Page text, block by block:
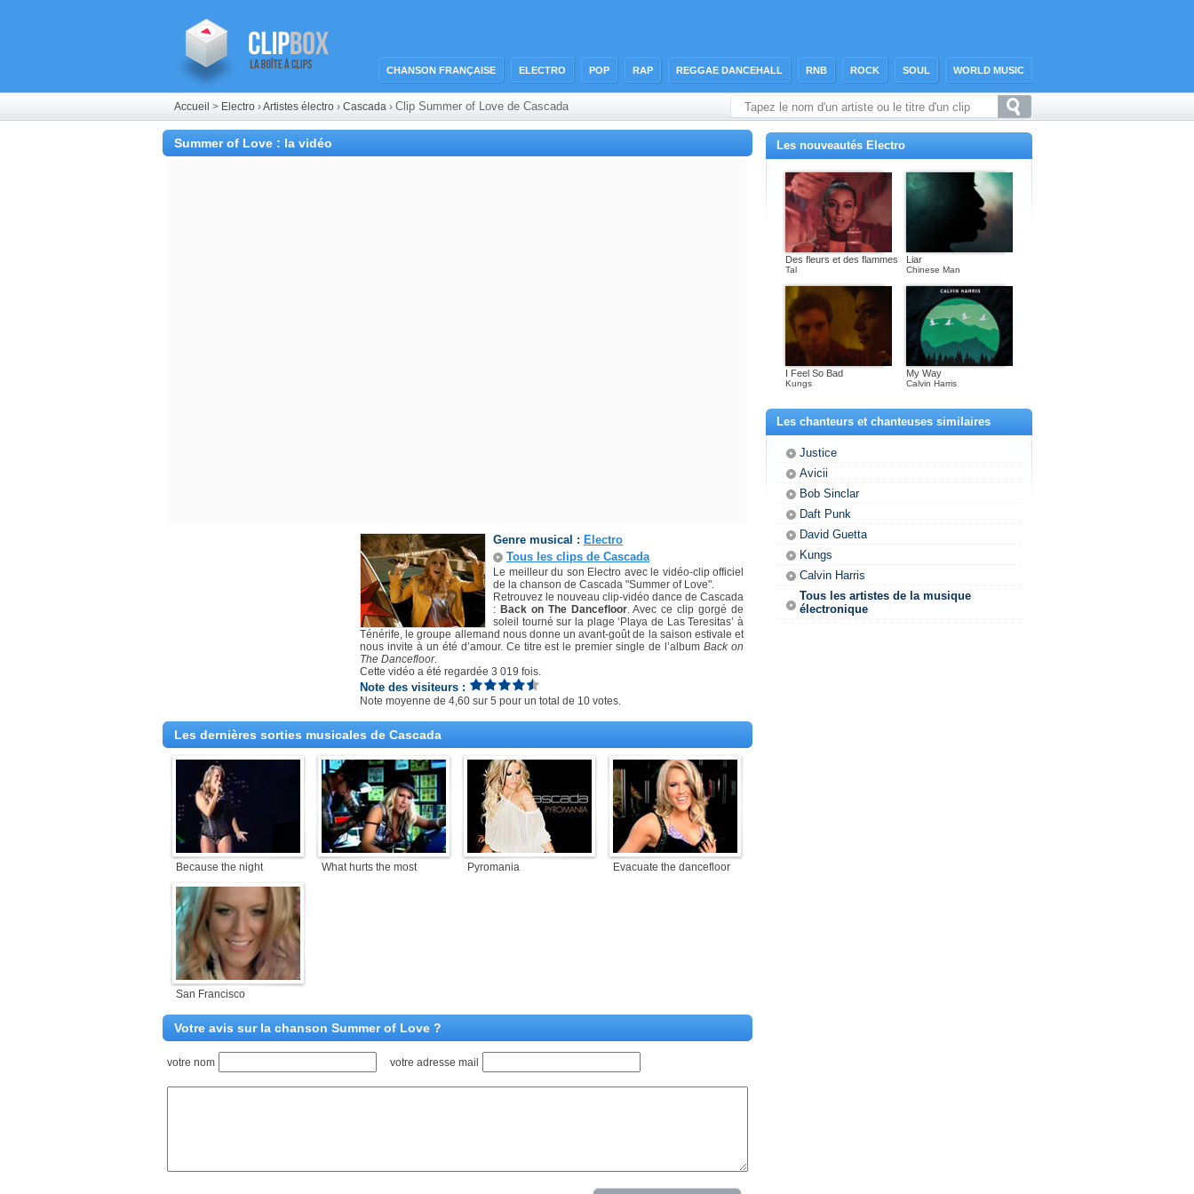
CHANSON FRANÇAISE ELECTRO POP RAP REGGAE DANCEHALL RNB ROCK SOUL WORLD MUSIC
Accueil > Electro ›Artistes électro › Cascada › Clip Summer of Love de Cascada
Summer of Love : la vidéo
Genre musical : Electro
Tous les clips de Cascada
Le meilleur du son Electro avec le vidéo-clip officiel
de la chanson de Cascada "Summer of Love".
Retrouvez le nouveau clip-vidéo dance de Cascada
: Back on The Dancefloor. Avec ce clip gorgé de
soleil tourné sur la plage ‘Playa de Las Teresitas’ à
Ténérife, le groupe allemand nous donne un avant-goût de la saison estivale et
nous invite à un été d’amour. Ce titre est le premier single de l’albumBack on
The Dancefloor.
Cette vidéo a été regardée 3 019 fois.
Note des visiteurs :
Note moyenne de 4,60 sur 5 pour un total de 10 votes.
Les dernières sorties musicales de Cascada
Because the night What hurts the most Pyromania Evacuate the dancefloor
San Francisco
Votre avis sur la chanson Summer of Love ?
votre nom votre adresse mail
Les nouveautés Electro
Des fleurs et des flammes
Tal
Liar
Chinese Man
I Feel So Bad
Kungs
My Way
Calvin Harris
Les chanteurs et chanteuses similaires
Justice
Avicii
Bob Sinclar
Daft Punk
David Guetta
Kungs
Calvin Harris
Tous les artistes de la musique
électronique